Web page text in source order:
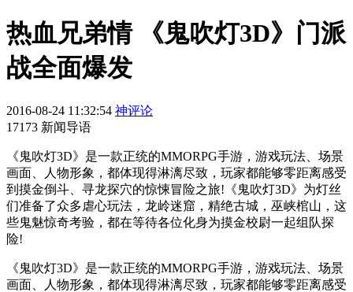
热血兄弟情 《鬼吹灯3D》门派
战全面爆发
2016-08-24 11:32:54 神评论
17173 新闻导语
《鬼吹灯3D》是一款正统的MMORPG手游，游戏玩法、场景
画面、人物形象，都体现得淋漓尽致，玩家都能够零距离感受
到摸金倒斗、寻龙探穴的惊悚冒险之旅!《鬼吹灯3D》为灯丝
们准备了众多虐心玩法，龙岭迷窟，精绝古城，巫峡棺山，这
些鬼魅惊奇考验，都在等待各位化身为摸金校尉一起组队探
险!
《鬼吹灯3D》是一款正统的MMORPG手游，游戏玩法、场景
画面、人物形象，都体现得淋漓尽致，玩家都能够零距离感受